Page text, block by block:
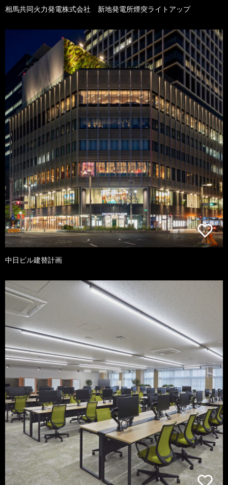
相馬共同火力発電株式会社 新地発電所煙突ライトアップ
中日ビル建替計画